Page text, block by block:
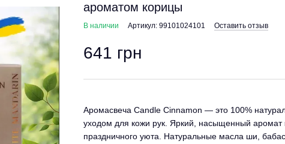
ароматом корицы
В наличии Артикул: 99101024101 Оставить отзыв
641 грн
Аромасвеча Candle Cinnamon — это 100%
уходом для кожи рук. Яркий, насыщенный аромат
праздничного уюта. Натуральные масла ши,